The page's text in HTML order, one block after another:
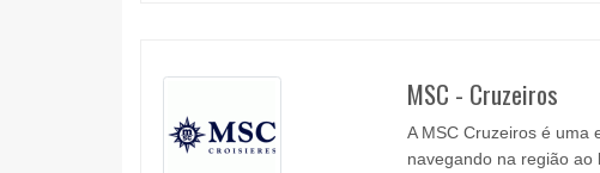
MSC - Cruzeiros
A MSC Cruzeiros é uma
navegando na região